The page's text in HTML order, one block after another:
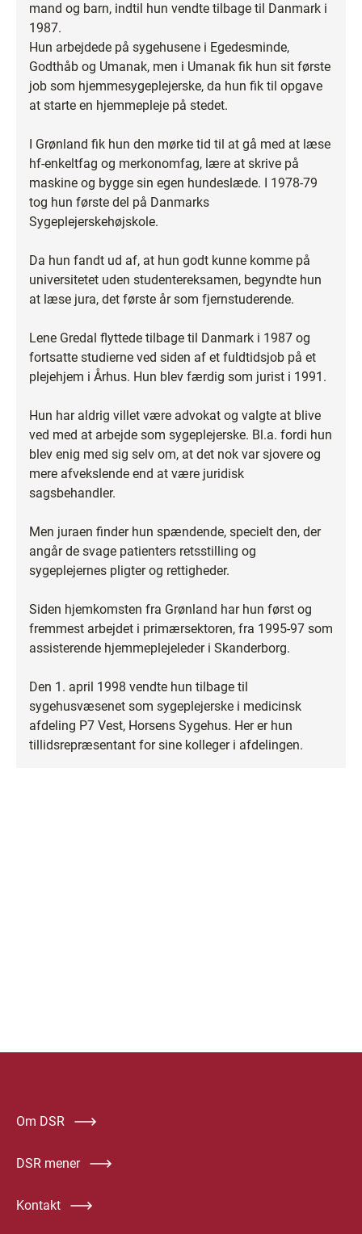
mand og barn, indtil hun vendte tilbage til Danmark i
1987.
Hun arbejdede på sygehusene i Egedesminde,
Godthåb og Umanak, men i Umanak fik hun sit første
job som hjemmesygeplejerske, da hun fik til opgave
at starte en hjemmepleje på stedet.
I Grønland fik hun den mørke tid til at gå med at læse
hf-enkeltfag og merkonomfag, lære at skrive på
maskine og bygge sin egen hundeslæde. I 1978-79
tog hun første del på Danmarks
Sygeplejerskehøjskole.
Da hun fandt ud af, at hun godt kunne komme på
universitetet uden studentereksamen, begyndte hun
at læse jura, det første år som fjernstuderende.
Lene Gredal flyttede tilbage til Danmark i 1987 og
fortsatte studierne ved siden af et fuldtidsjob på et
plejehjem i Århus. Hun blev færdig som jurist i 1991.
Hun har aldrig villet være advokat og valgte at blive
ved med at arbejde som sygeplejerske. Bl.a. fordi hun
blev enig med sig selv om, at det nok var sjovere og
mere afvekslende end at være juridisk
sagsbehandler.
Men juraen finder hun spændende, specielt den, der
angår de svage patienters retsstilling og
sygeplejernes pligter og rettigheder.
Siden hjemkomsten fra Grønland har hun først og
fremmest arbejdet i primærsektoren, fra 1995-97 som
assisterende hjemmeplejeleder i Skanderborg.
Den 1. april 1998 vendte hun tilbage til
sygehusvæsenet som sygeplejerske i medicinsk
afdeling P7 Vest, Horsens Sygehus. Her er hun
tillidsrepræsentant for sine kolleger i afdelingen.
Om DSR
DSR mener
Kontakt